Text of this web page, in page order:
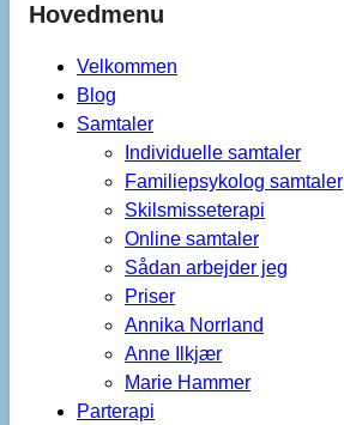
Hovedmenu
Velkommen
Blog
Samtaler
Individuelle samtaler
Familiepsykolog samtaler
Skilsmisseterapi
Online samtaler
Sådan arbejder jeg
Priser
Annika Norrland
Anne Ilkjær
Marie Hammer
Parterapi